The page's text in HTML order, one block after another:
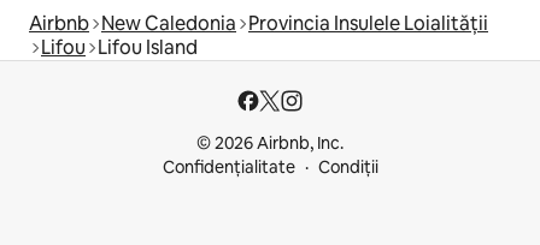
Airbnb New Caledonia Provincia Insulele Loialității
Lifou Lifou Island
© 2026 Airbnb, Inc.
Confidențialitate
Condiții